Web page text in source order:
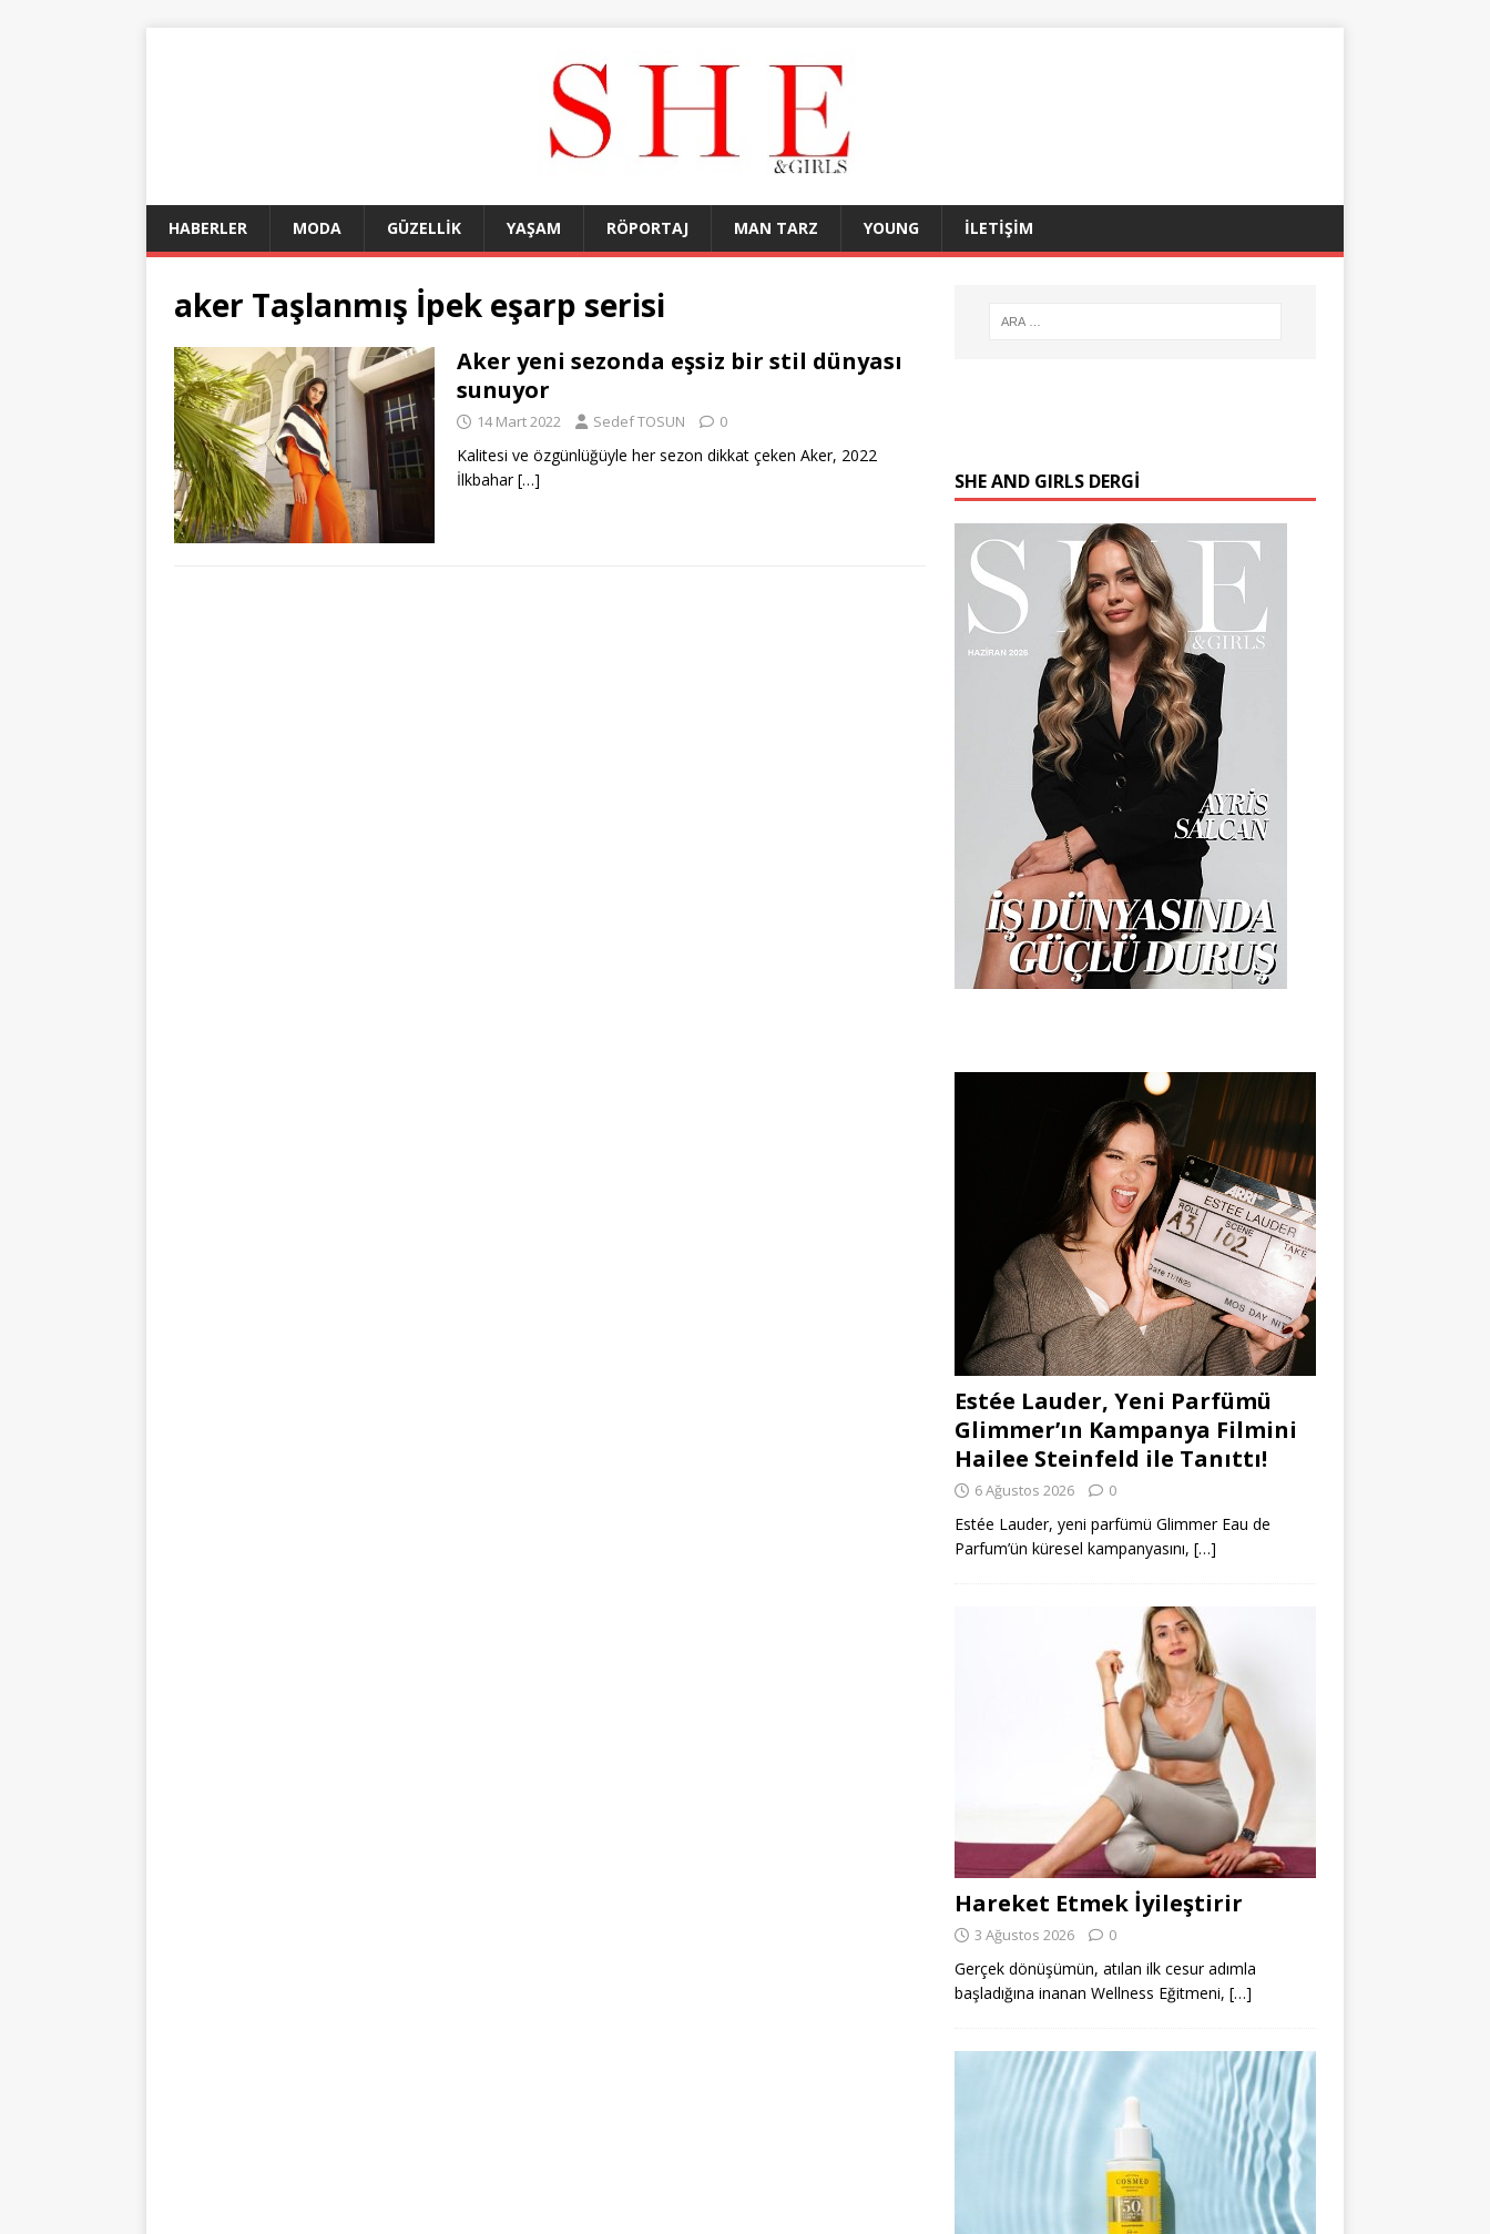
HABERLER MODA GÜZELLİK YAŞAM RÖPORTAJ MAN TARZ YOUNG İLETİŞİM
aker Taşlanmış İpek eşarp serisi
Aker yeni sezonda eşsiz bir stil dünyası
sunuyor
14 Mart 2022 Sedef TOSUN 0
Kalitesi ve özgünlüğüyle her sezon dikkat çeken Aker, 2022
İlkbahar[…] SHE AND GIRLS DERGİ
Estée Lauder, Yeni Parfümü
Glimmer’ın Kampanya Filmini
Hailee Steinfeld ile Tanıttı!
6 Ağustos 2026 0
Estée Lauder, yeni parfümü Glimmer Eau de
Parfum’ün küresel kampanyasını, […]
Hareket Etmek İyileştirir
3 Ağustos 2026 0
Gerçek dönüşümün, atılan ilk cesur adımla
başladığına inanan Wellness Eğitmeni, […]